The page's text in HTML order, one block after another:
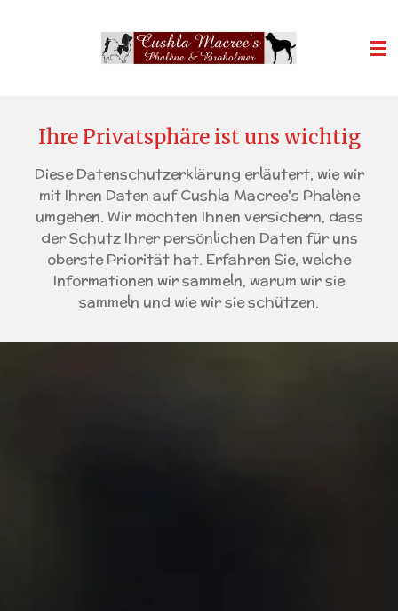
Ihre Privatsphäre ist uns wichtig
Diese Datenschutzerklärung erläutert, wie wir
mit Ihren Daten auf Cushla Macree's Phalène
umgehen. Wir möchten Ihnen versichern, dass
der Schutz Ihrer persönlichen Daten für uns
oberste Priorität hat. Erfahren Sie, welche
Informationen wir sammeln, warum wir sie
sammeln und wie wir sie schützen.